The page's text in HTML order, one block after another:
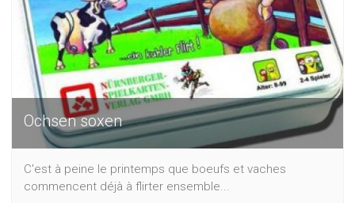
Ochsen soxen
C'est à peine le printemps que boeufs et vaches
commencent déjà à flirter ensemble...